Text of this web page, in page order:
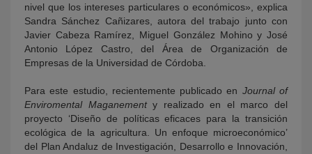
nivel que los intereses particulares o económicos», explica
Sandra Sánchez Cañizares, autora del trabajo junto con
Javier Cabeza Ramírez, Miguel González Mohino y José
Antonio López Castro, del Área de Organización de
Empresas de la Universidad de Córdoba.
Para este estudio, recientemente publicado en Journal of
Enviromental Maganementy realizado en el marco del
proyecto ‘Diseño de políticas eficaces para la transición
ecológica de la agricultura. Un enfoque microeconómico’
del Plan Andaluz de Investigación, Desarrollo e Innovación,